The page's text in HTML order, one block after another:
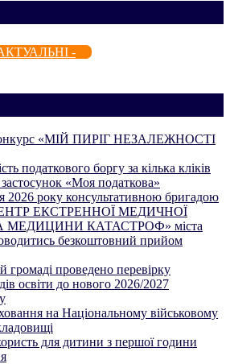
-
«МІЙ ПИРІГ НЕЗАЛЕЖНОСТІ
податкового боргу за кілька кліків
«Моя податкова»
2026 року консультативною бригадою
ЕКСТРЕННОЇ МЕДИЧНОЇ
КАТАСТРОФ» міста
безкоштовний прийом
громаді проведено перевірку
освіти до нового 2026/2027
на Національному військовому
для дитини з першої години